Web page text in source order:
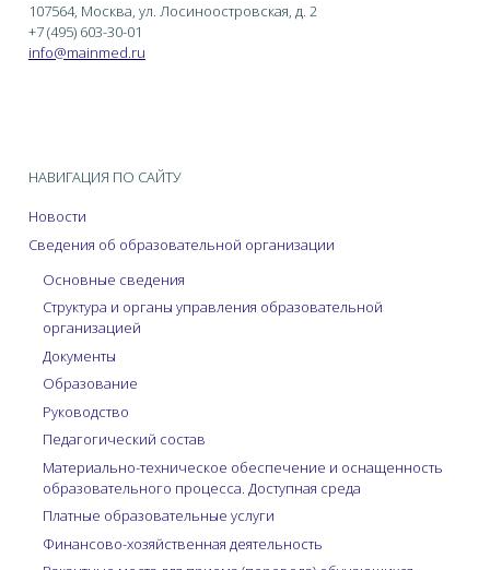
107564, Москва, ул. Лосиноостровская, д. 2
+7 (495) 603-30-01
info@mainmed.ru
НАВИГАЦИЯ ПО САЙТУ
Новости
Сведения об образовательной организации
Основные сведения
Структура и органы управления образовательной
организацией
Документы
Образование
Руководство
Педагогический состав
Материально-техническое обеспечение и оснащенность
образовательного процесса. Доступная среда
Платные образовательные услуги
Финансово-хозяйственная деятельность